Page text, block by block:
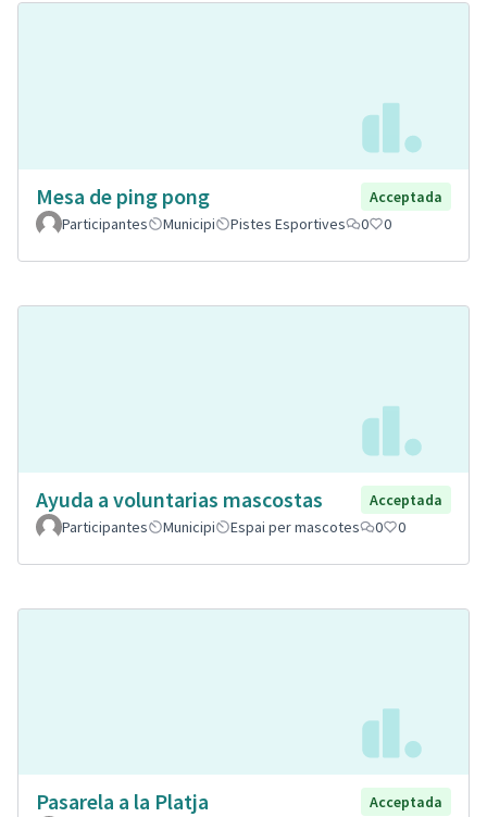
Mesa de ping pong
Acceptada
Participantes
Municipi Pistes Esportives 0 0
Ayuda a voluntarias mascostas
Acceptada
Participantes
Municipi Espai per mascotes 0 0
Pasarela a la Platja
Acceptada